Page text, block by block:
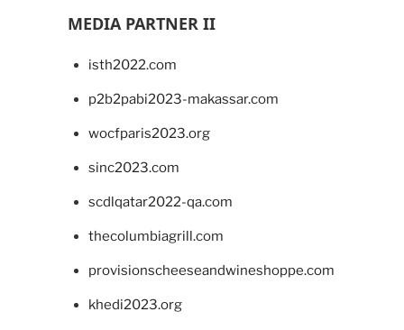
MEDIA PARTNER II
isth2022.com
p2b2pabi2023-makassar.com
wocfparis2023.org
sinc2023.com
scdlqatar2022-qa.com
thecolumbiagrill.com
provisionscheeseandwineshoppe.com
khedi2023.org